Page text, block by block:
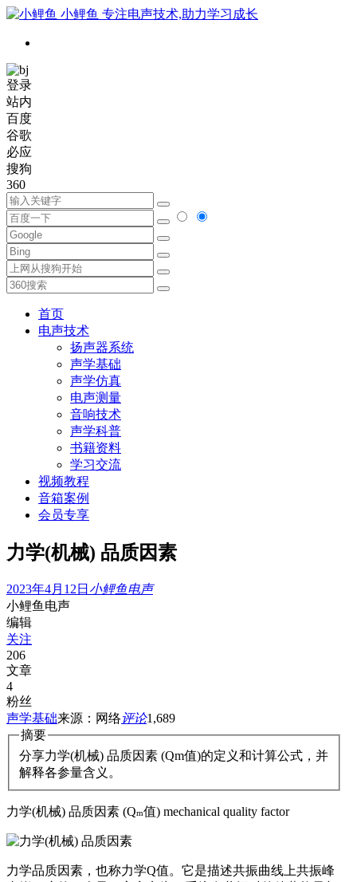
小鲤鱼 专注电声技术,助力学习成长
登录
站内
百度
谷歌
必应
搜狗
360
首页
电声技术
扬声器系统
声学基础
声学仿真
电声测量
音响技术
声学科普
书籍资料
学习交流
视频教程
音箱案例
会员专享
力学(机械) 品质因素
2023年4月12日 小鲤鱼电声
小鲤鱼电声
编辑
关注
206
文章
4
粉丝
声学基础来源：网络评论1,689
摘要
分享力学(机械) 品质因素 (Qm值)的定义和计算公式，并
解释各参量含义。
力学(机械) 品质因素 (Qm值) mechanical quality factor
力学品质因素，也称力学Q值。它是描述共振曲线上共振峰